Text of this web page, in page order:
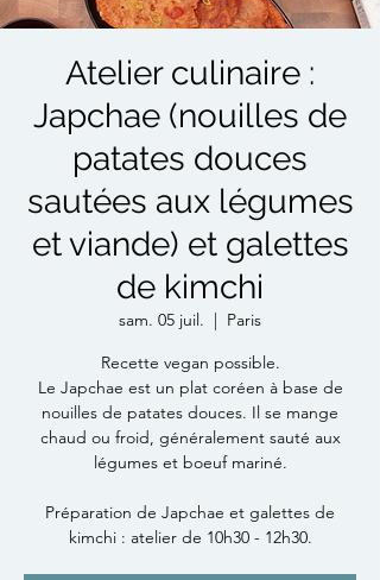
Atelier culinaire :
Japchae (nouilles de
patates douces
sautées aux légumes
et viande) et galettes
de kimchi
sam. 05 juil.
  |
Paris
Recette vegan possible.
Le Japchae est un plat coréen à base de
nouilles de patates douces. Il se mange
chaud ou froid, généralement sauté aux
légumes et boeuf mariné.
Préparation de Japchae et galettes de
kimchi : atelier de 10h30 - 12h30.